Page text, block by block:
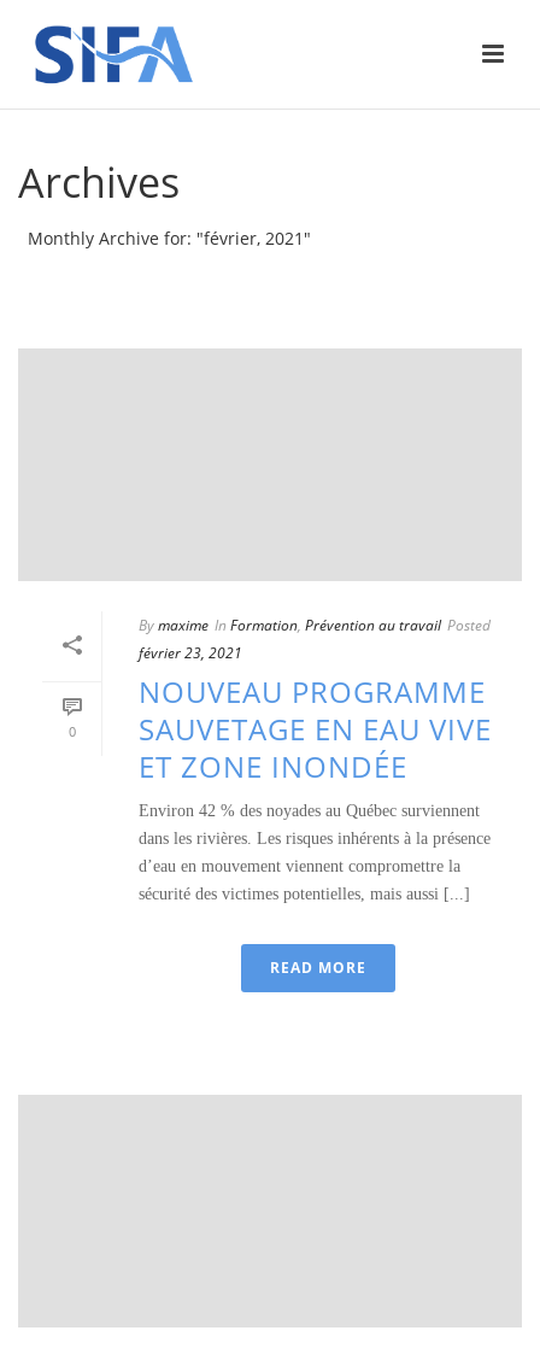
Archives
Monthly Archive for: "février, 2021"
0
Bymaxime In Formation, Prévention au travail Posted
février 23, 2021
NOUVEAU PROGRAMME
SAUVETAGE EN EAU VIVE
ET ZONE INONDÉE
Environ 42 % des noyades au Québec surviennent
dans les rivières. Les risques inhérents à la présence
d’eau en mouvement viennent compromettre la
sécurité des victimes potentielles, mais aussi [...]
READ MORE